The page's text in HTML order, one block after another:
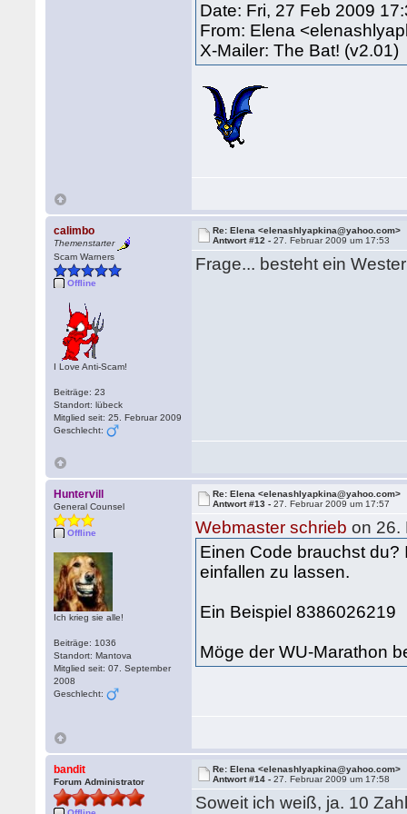
Date: Fri, 27 Feb 2009
From: Elena
X-Mailer: The Bat! (v2.01)
calimbo
Themenstarter
Scam Warners
Offline
I Love Anti-Scam!
Beiträge: 23
Standort: lübeck
Mitglied seit: 25. Februar 2009
Geschlecht:
Re: Elena <elenashlyapkina@yahoo.com>
Antwort #12 -27. Februar 2009 um 17:53
Frage... besteht ein
Huntervill
General Counsel
Offline
Ich krieg sie alle!
Beiträge: 1036
Standort: Mantova
Mitglied seit: 07. September
2008
Geschlecht:
Re: Elena <elenashlyapkina@yahoo.com>
Antwort #13 -27. Februar 2009 um 17:57
Webmaster schrieb on 26.
Einen Code brauchst
einfallen zu lassen.
Ein Beispiel 8386026219
Möge der WU-Marathon
bandit
Forum Administrator
Re: Elena <elenashlyapkina@yahoo.com>
Antwort #14 -27. Februar 2009 um 17:58
Soweit ich weiß, ja. 10